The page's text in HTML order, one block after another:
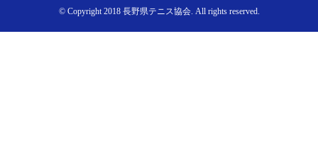
© Copyright 2018 長野県テニス協会. All rights reserved.